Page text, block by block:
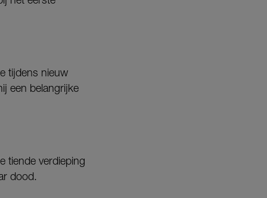
tijdens nieuw
een belangrijke
tiende verdieping
dood.